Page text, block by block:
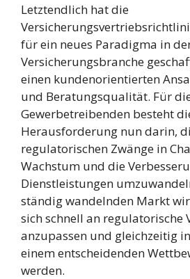
Letztendlich hat die
für ein neues Paradigma in
Versicherungsbranche
einen kundenorientierten
und Beratungsqualität. Für
Gewerbetreibenden besteht
Herausforderung nun darin,
regulatorischen Zwänge in
Wachstum und die
Dienstleistungen
ständig wandelnden Markt
sich schnell an regulatorische
anzupassen und gleichzeitig
einem entscheidenden
werden.